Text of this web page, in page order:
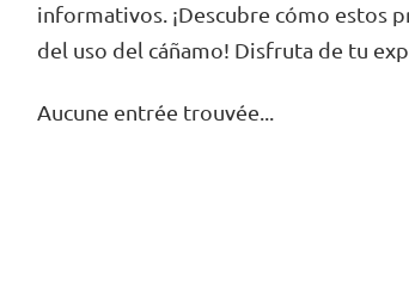
informativos. ¡Descubre cómo estos
del uso del cáñamo! Disfruta de tu
Aucune entrée trouvée...